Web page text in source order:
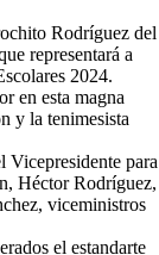
Rodríguez del
representará a
2024.
en esta magna
y la tenimesista
Vicepresidente para
Héctor Rodríguez,
viceministros
el estandarte